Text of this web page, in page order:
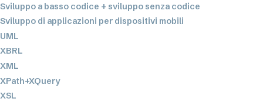
Sviluppo a basso codice + sviluppo senza codice
Sviluppo di applicazioni per dispositivi mobili
UML
XBRL
XML
XPath+XQuery
XSL